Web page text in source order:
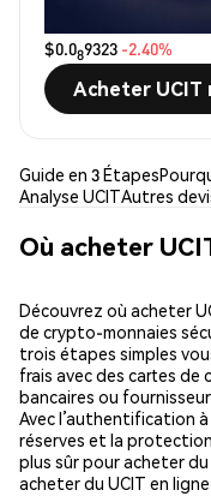
$0.089323 -2.40%
Acheter
Guide en 3 Étapes
Analyse UCITAutres
Où acheter
Découvrez où acheter
de crypto-monnaies
trois étapes simples
frais avec des cartes
bancaires ou
Avec l’authentification
réserves et la
plus sûr pour acheter
acheter du UCIT en